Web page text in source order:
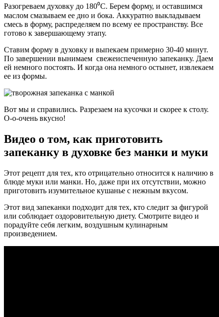
Разогреваем духовку до 180⁰С. Берем форму, и оставшимся
маслом смазываем ее дно и бока. Аккуратно выкладываем
смесь в форму, распределяем по всему ее пространству. Все
готово к завершающему этапу.
Ставим форму в духовку и выпекаем примерно 30-40 минут.
По завершении вынимаем свежеиспеченную запеканку. Даем
ей немного постоять. И когда она немного остынет, извлекаем
ее из формы.
Вот мы и справились. Разрезаем на кусочки и скорее к столу.
О-о-очень вкусно!
Видео о том, как приготовить
запеканку в духовке без манки и муки
Этот рецепт для тех, кто отрицательно относится к наличию в
блюде муки или манки. Но, даже при их отсутствии, можно
приготовить изумительное кушанье с нежным вкусом.
Этот вид запеканки подходит для тех, кто следит за фигурой
или соблюдает оздоровительную диету. Смотрите видео и
порадуйте себя легким, воздушным кулинарным
произведением.